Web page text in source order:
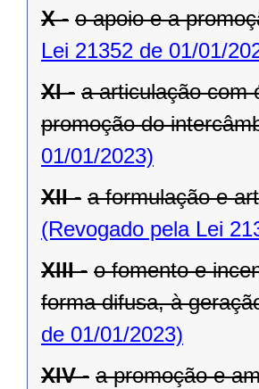
X - o apoio e a
Lei 21352 de 01/01/
XI - a articulação com
promoção do
01/01/2023)
XII - a formulação e
(Revogado pela Lei
XIII - o fomento e
forma difusa, à
de 01/01/2023)
XIV - a promoção e